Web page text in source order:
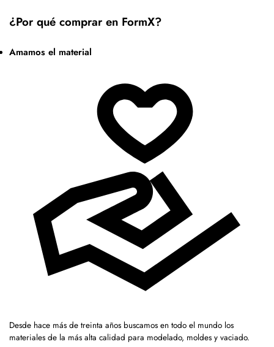
¿Por qué comprar en FormX?
Amamos el material
Desde hace más de treinta años buscamos en todo el mundo los
materiales de la más alta calidad para modelado, moldes y vaciado.